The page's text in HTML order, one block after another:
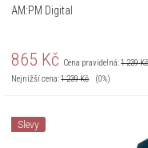
AM:PM Digital
865 Kč Cena pravidelná:1 239
Nejnižší cena:1 239Kč (0%)
Slevy